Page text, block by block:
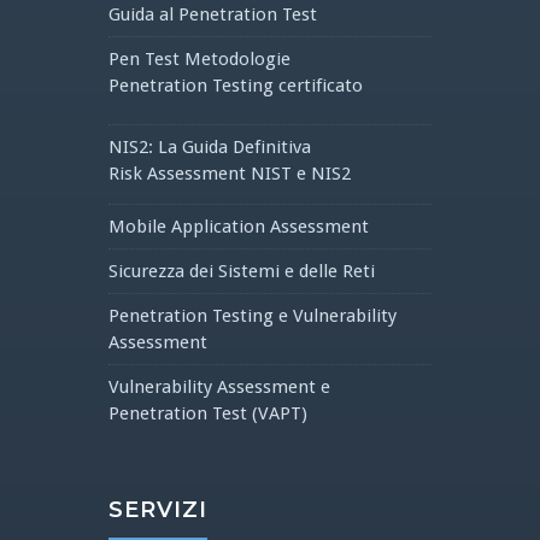
Guida al Penetration Test
Pen Test Metodologie
Penetration Testing certificato
NIS2: La Guida Definitiva
Risk Assessment NIST e NIS2
Mobile Application Assessment
Sicurezza dei Sistemi e delle Reti
Penetration Testing e Vulnerability
Assessment
Vulnerability Assessment e
Penetration Test (VAPT)
SERVIZI